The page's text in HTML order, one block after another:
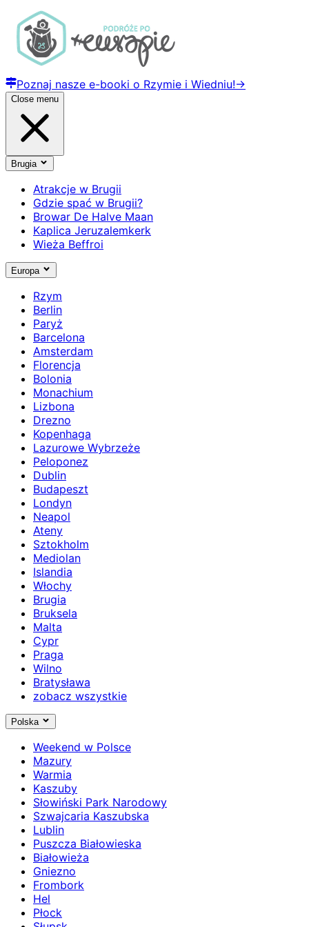
Poznaj nasze e-booki o Rzymie i Wiedniu!→
Close menu
Brugia
Atrakcje w Brugii
Gdzie spać w Brugii?
Browar De Halve Maan
Kaplica Jeruzalemkerk
Wieża Beffroi
Europa
Rzym
Berlin
Paryż
Barcelona
Amsterdam
Florencja
Bolonia
Monachium
Lizbona
Drezno
Kopenhaga
Lazurowe Wybrzeże
Peloponez
Dublin
Budapeszt
Londyn
Neapol
Ateny
Sztokholm
Mediolan
Islandia
Włochy
Brugia
Bruksela
Malta
Cypr
Praga
Wilno
Bratysława
zobacz wszystkie
Polska
Weekend w Polsce
Mazury
Warmia
Kaszuby
Słowiński Park Narodowy
Szwajcaria Kaszubska
Lublin
Puszcza Białowieska
Białowieża
Gniezno
Frombork
Hel
Płock